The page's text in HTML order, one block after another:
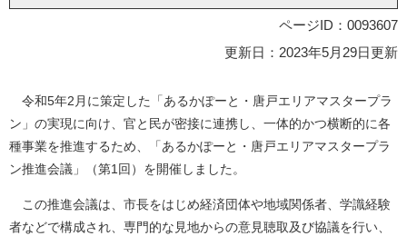
ページID：0093607
更新日：2023年5月29日更新
令和5年2月に策定した「あるかぽーと・唐戸エリアマスタープラ
ン」の実現に向け、官と民が密接に連携し、一体的かつ横断的に各
種事業を推進するため、「あるかぽーと・唐戸エリアマスタープラ
ン推進会議」（第1回）を開催しました。
この推進会議は、市長をはじめ経済団体や地域関係者、学識経験
者などで構成され、専門的な見地からの意見聴取及び協議を行い、